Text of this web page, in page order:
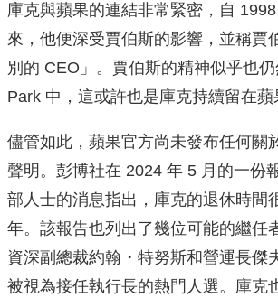
庫克與蘋果的連結非常緊密，自
來，他便深受賈伯斯的影響，並稱賈
別的 CEO」。賈伯斯的精神似乎也
Park 中，這或許也是庫克持續留在蘋
儘管如此，蘋果官方尚未發布任何關
聲明。彭博社在 2024 年 5 月的一份
部人士的消息指出，庫克的退休時間
年。該報告也列出了幾位可能的繼任
資深副總裁約翰・特努斯和營運長傑
被視為接任執行長的熱門人選。庫克